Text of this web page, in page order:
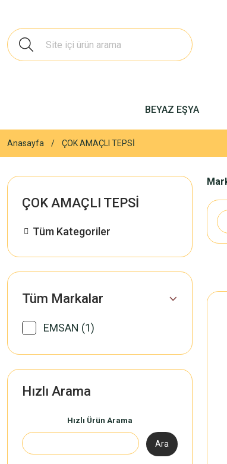
BEYAZ EŞYA
Anasayfa ÇOK AMAÇLI TEPSİ
ÇOK AMAÇLI TEPSİ
Tüm Kategoriler
Tüm Markalar
EMSAN (1)
Hızlı Arama
Hızlı Ürün Arama
Ara